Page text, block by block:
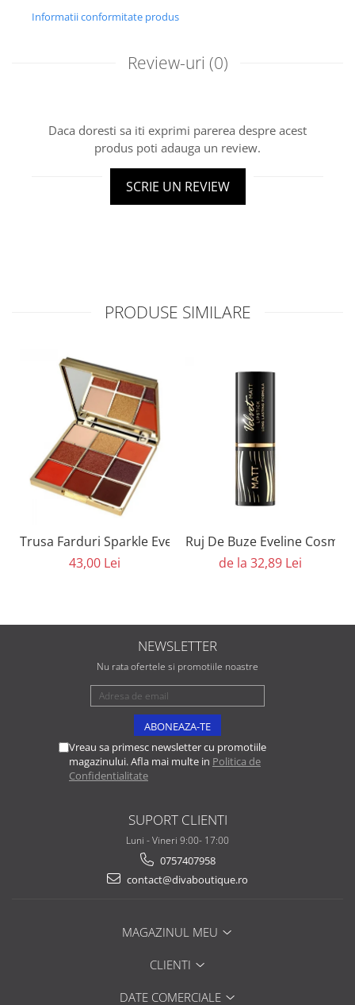
Informatii conformitate produs
Review-uri (0)
Daca doresti sa iti exprimi parerea despre acest
produs poti adauga un review.
SCRIE UN REVIEW
PRODUSE SIMILARE
Trusa Farduri Sparkle Eveline Cosmetics
43,00 Lei
Ruj De Buze Eveline
de la 32,89 Lei
NEWSLETTER
Nu rata ofertele si promotiile noastre
Vreau sa primesc newsletter cu promotiile
magazinului. Afla mai multe in Politica de
Confidentialitate
SUPORT CLIENTI
Luni - Vineri 9:00- 17:00
0757407958
contact@divaboutique.ro
MAGAZINUL MEU
CLIENTI
DATE COMERCIALE